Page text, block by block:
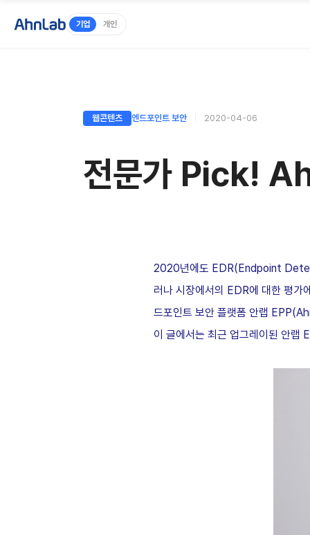
기업 개인
웹콘텐츠 엔드포인트 보안 2020-04-06
전문가 Pick!
2020년에도 EDR(Endpoint
러나 시장에서의 EDR에 대한 평가
드포인트 보안 플랫폼 안랩
이 글에서는 최근 업그레이된 안랩